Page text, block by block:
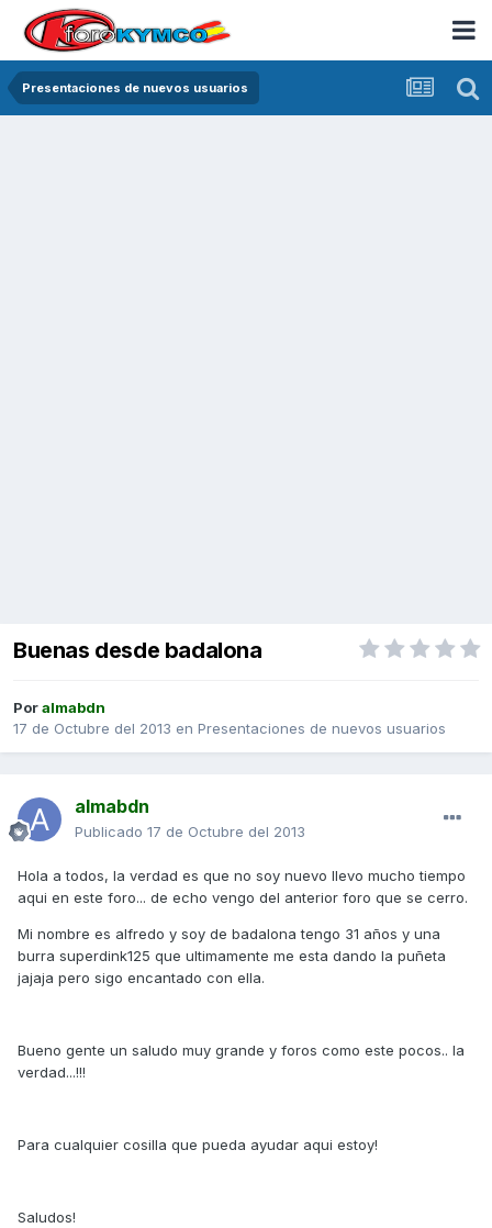
Presentaciones de nuevos usuarios
Buenas desde badalona
Poralmabdn
17 de Octubre del 2013 en Presentaciones de nuevos usuarios
almabdn
Publicado 17 de Octubre del 2013
Hola a todos, la verdad es que no soy nuevo llevo mucho tiempo
aqui en este foro... de echo vengo del anterior foro que se cerro.
Mi nombre es alfredo y soy de badalona tengo 31 años y una
burra superdink125 que ultimamente me esta dando la puñeta
jajaja pero sigo encantado con ella.
Bueno gente un saludo muy grande y foros como este pocos.. la
verdad...!!!
Para cualquier cosilla que pueda ayudar aqui estoy!
Saludos!